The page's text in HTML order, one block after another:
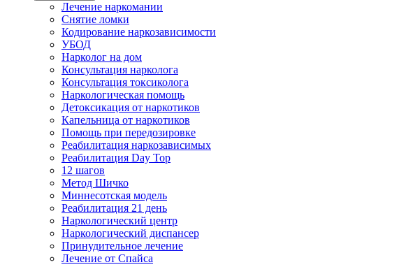
Лечение наркомании
Снятие ломки
Кодирование наркозависимости
УБОД
Нарколог на дом
Консультация нарколога
Консультация токсиколога
Наркологическая помощь
Детоксикация от наркотиков
Капельница от наркотиков
Помощь при передозировке
Реабилитация наркозависимых
Реабилитация Day Top
12 шагов
Метод Шичко
Миннесотская модель
Реабилитация 21 день
Наркологический центр
Наркологический диспансер
Принудительное лечение
Лечение от Спайса